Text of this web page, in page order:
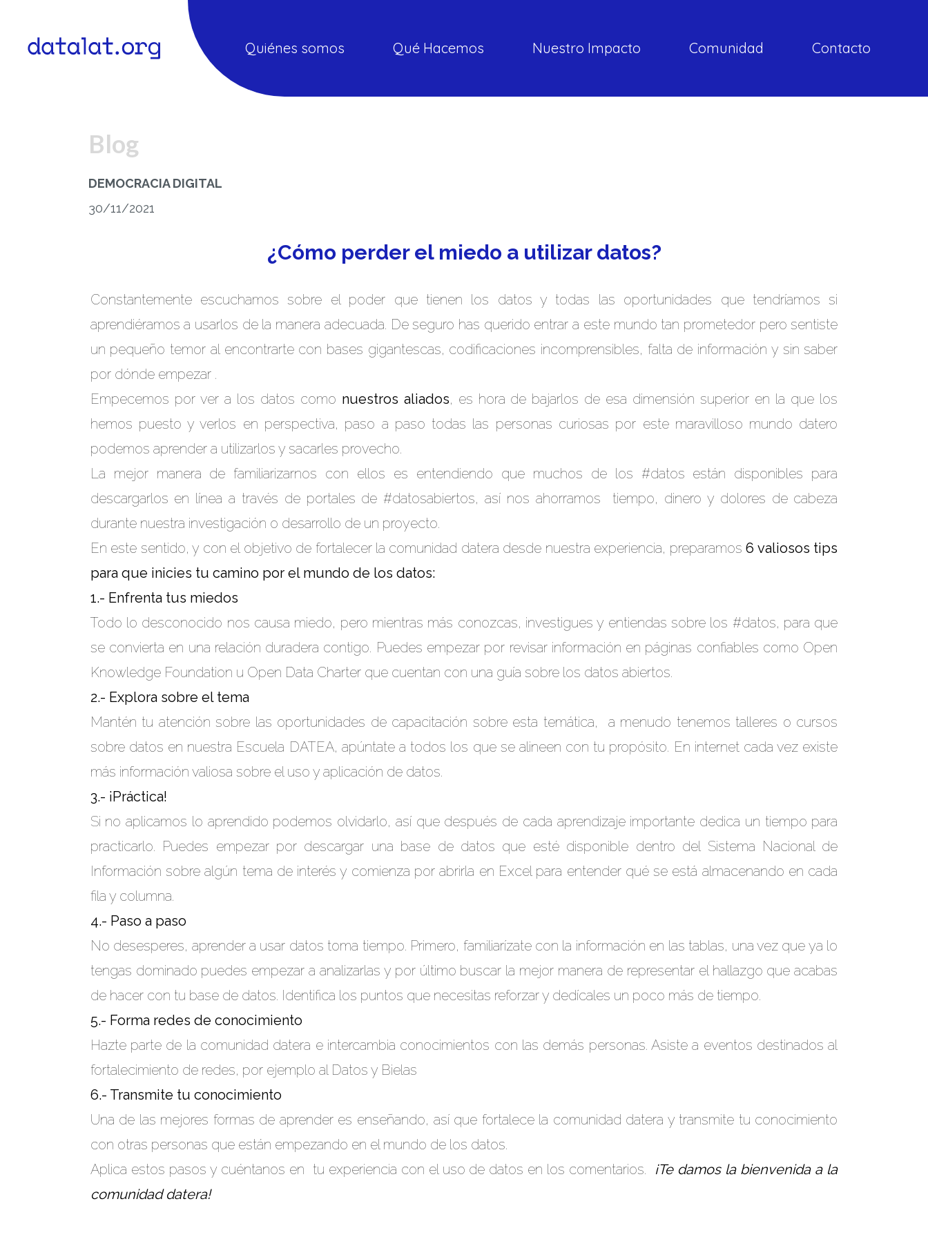
Quiénes somos Qué Hacemos Nuestro Impacto Comunidad Contacto
Blog
DEMOCRACIA DIGITAL
30/11/2021
¿Cómo perder el miedo a utilizar datos?
Constantemente escuchamos sobre el poder que tienen los datos y todas las oportunidades que tendríamos si
aprendiéramos a usarlos de la manera adecuada. De seguro has querido entrar a este mundo tan prometedor pero sentiste
un pequeño temor al encontrarte con bases gigantescas, codificaciones incomprensibles, falta de información y sin saber
por dónde empezar .
Empecemos por ver a los datos como nuestros aliados, es hora de bajarlos de esa dimensión superior en la que los
hemos puesto y verlos en perspectiva, paso a paso todas las personas curiosas por este maravilloso mundo datero
podemos aprender a utilizarlos y sacarles provecho.
La mejor manera de familiarizarnos con ellos es entendiendo que muchos de los #datos están disponibles para
descargarlos en línea a través de portales de #datosabiertos, así nos ahorramos tiempo, dinero y dolores de cabeza
durante nuestra investigación o desarrollo de un proyecto.
En este sentido, y con el objetivo de fortalecer la comunidad datera desde nuestra experiencia, preparamos6 valiosos tips
para que inicies tu camino por el mundo de los datos:
1.- Enfrenta tus miedos
Todo lo desconocido nos causa miedo, pero mientras más conozcas, investigues y entiendas sobre los #datos, para que
se convierta en una relación duradera contigo. Puedes empezar por revisar información en páginas confiables como Open
Knowledge Foundation u Open Data Charterque cuentan con una guía sobre los datos abiertos.
2.- Explora sobre el tema
Mantén tu atención sobre las oportunidades de capacitación sobre esta temática, a menudo tenemos talleres o cursos
sobre datos en nuestra Escuela DATEA, apúntate a todos los que se alineen con tu propósito. En internet cada vez existe
más información valiosa sobre el uso y aplicación de datos.
3.- ¡Práctica!
Si no aplicamos lo aprendido podemos olvidarlo, así que después de cada aprendizaje importante dedica un tiempo para
practicarlo. Puedes empezar por descargar una base de datos que esté disponible dentro del Sistema Nacional de
Información sobre algún tema de interés y comienza por abrirla en Excel para entender qué se está almacenando en cada
fila y columna.
4.- Paso a paso
No desesperes, aprender a usar datos toma tiempo. Primero, familiarízate con la información en las tablas, una vez que ya lo
tengas dominado puedes empezar a analizarlas y por último buscar la mejor manera de representar el hallazgo que acabas
de hacer con tu base de datos. Identifica los puntos que necesitas reforzar y dedícales un poco más de tiempo.
5.- Forma redes de conocimiento
Hazte parte de la comunidad datera e intercambia conocimientos con las demás personas. Asiste a eventos destinados al
fortalecimiento de redes, por ejemplo al Datos y Bielas
6.- Transmite tu conocimiento
Una de las mejores formas de aprender es enseñando, así que fortalece la comunidad datera y transmite tu conocimiento
con otras personas que están empezando en el mundo de los datos.
Aplica estos pasos y cuéntanos en tu experiencia con el uso de datos en los comentarios.
¡Te damos la bienvenida a la
comunidad datera!